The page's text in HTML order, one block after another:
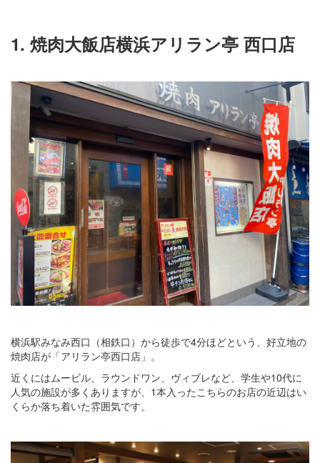
1. 焼肉大飯店横浜アリラン亭 西口店
横浜駅みなみ西口（相鉄口）から徒歩で4分ほどという、好立地の
焼肉店が「アリラン亭西口店」。
近くにはムービル、ラウンドワン、ヴィブレなど、学生や10代に
人気の施設が多くありますが、1本入ったこちらのお店の近辺はい
くらか落ち着いた雰囲気です。